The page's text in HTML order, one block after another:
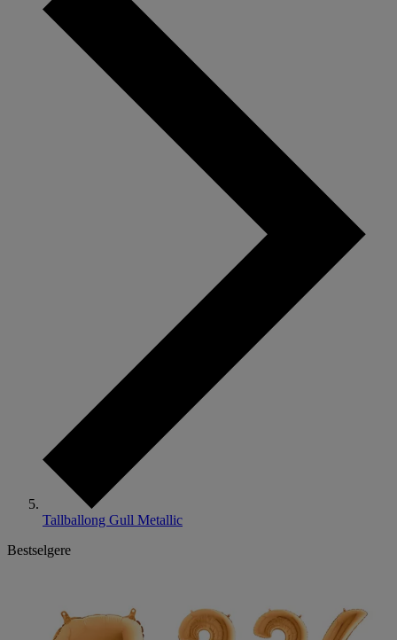
Tallballong Gull Metallic
Bestselgere